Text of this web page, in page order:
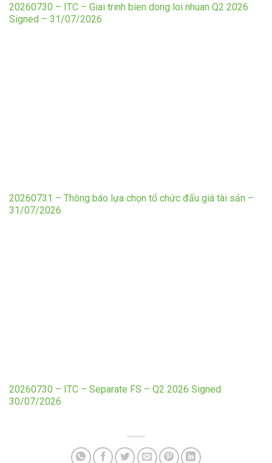
20260730 – ITC – Giai trinh bien dong loi nhuan Q2 2026
Signed – 31/07/2026
20260731 – Thông báo lựa chọn tổ chức đấu giá tài sản –
31/07/2026
20260730 – ITC – Separate FS – Q2 2026 Signed
30/07/2026